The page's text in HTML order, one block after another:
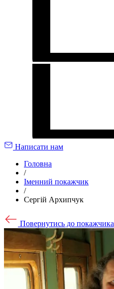
Написати нам
Головна
/
Іменний покажчик
/
Сергій Архипчук
Повернутись до покажчика